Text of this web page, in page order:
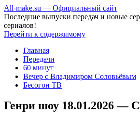
All-make.su — Официальный сайт
Последние выпуски передач и новые
сериалов!
Перейти к содержимому
Главная
Передачи
60 минут
Вечер с Владимиром Соловьёвым
Бесогон ТВ
Генри шоу 18.01.2026 —